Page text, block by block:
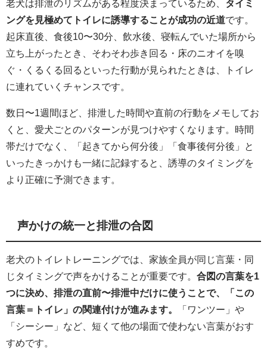
老犬は排泄のリズムがある程度決まっているため、 タイミ
ングを見極めてトイレに誘導することが成功の近道です。
起床直後、食後10〜30分、飲水後、寝転んでいた場所から
立ち上がったとき、そわそわ歩き回る・床のニオイを嗅
ぐ・くるくる回るといった行動が見られたときは、トイレ
に連れていくチャンスです。
数日〜1週間ほど、排泄した時間や直前の行動をメモしてお
くと、愛犬ごとのパターンが見つけやすくなります。時間
帯だけでなく、「起きてから何分後」「食事後何分後」と
いったきっかけも一緒に記録すると、誘導のタイミングを
より正確に予測できます。
声かけの統一と排泄の合図
老犬のトイレトレーニングでは、家族全員が同じ言葉・同
じタイミングで声をかけることが重要です。 合図の言葉を1
つに決め、排泄の直前〜排泄中だけに使うことで、「この
言葉＝トイレ」の関連付けが進みます。
「ワンツー」や
「シーシー」など、短くて他の場面で使わない言葉がおす
すめです。